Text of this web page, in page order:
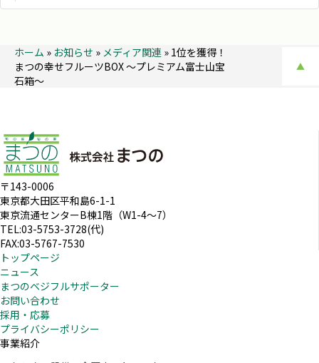
ホーム » お知らせ » メディア関連 » 1位を獲得！
まつの幸せフルーツBOX ～プレミアム富士山宝
石箱～
▲
〒143-0006
東京都大田区平和島6-1-1
東京流通センターB棟1階（W1-4～7）
TEL:03-5753-3728(代)
FAX:03-5767-7530
トップページ
ニュース
まつのベジフルサポーター
お問い合わせ
採用・応募
プライバシーポリシー
事業紹介